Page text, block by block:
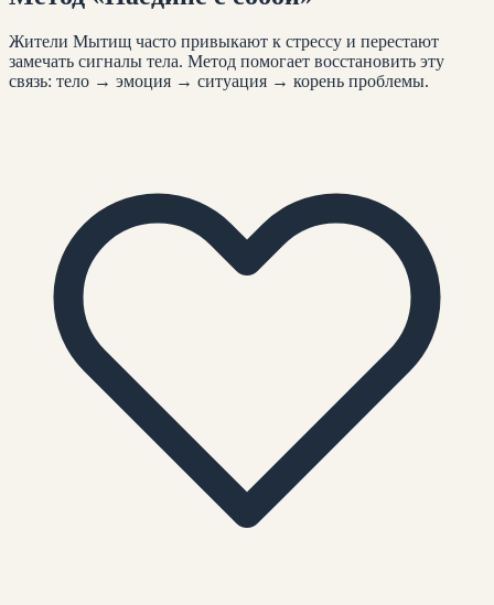
Жители Мытищ часто привыкают к стрессу и перестают
замечать сигналы тела. Метод помогает восстановить эту
связь: тело → эмоция → ситуация → корень проблемы.